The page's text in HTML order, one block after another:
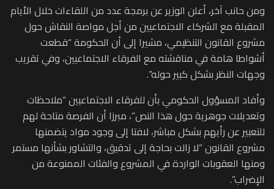
ومن حانب آخر، أعلن الوزير عن برمجة عدد من اللقاءات خلال الأيام
المقبلة مع الشركاء الاجتماعيين من أجل مواصة النقاش حول
مشروع القانون التنظيمي، مشيرا إلى أن الحكومة “قطعت
أشواطا هامة في مناقشته مع الفرقاء الاجتماعيين، وفي تقريب
وجهات النظر بشكل كبير حوله”.
وأفاد المسؤول الحكومي بأن للفرقاء الاجتماعيين “ملاحظات
وتعديلات جوهرية حول هذا النص”، مبرزا أن الفرصة متاحة لهم
للتعبير عن رأيهم بشكل مباشر، لافتا إلى وجود مواد يتضمنها
مشروع القانون “لا زالت بحاجة إلى تدقيق، والتشاور بشأنها مستمر
ومنها العقوبات الواردة في المشروع والفئات الممنوعة من
الإضراب”.